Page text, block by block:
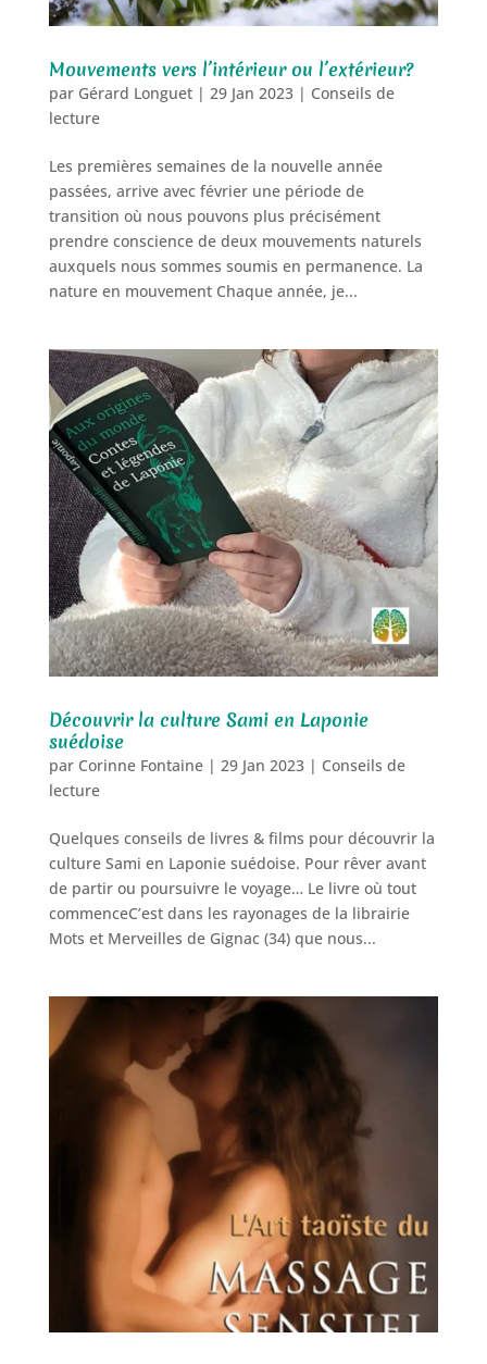
Mouvements vers l’intérieur ou l’extérieur?
par Gérard Longuet| 29 Jan 2023| Conseils de
lecture
Les premières semaines de la nouvelle année
passées, arrive avec février une période de
transition où nous pouvons plus précisément
prendre conscience de deux mouvements naturels
auxquels nous sommes soumis en permanence. La
nature en mouvement Chaque année, je...
Découvrir la culture Sami en Laponie
suédoise
par Corinne Fontaine| 29 Jan 2023| Conseils de
lecture
Quelques conseils de livres & films pour découvrir la
culture Sami en Laponie suédoise. Pour rêver avant
de partir ou poursuivre le voyage… Le livre où tout
commenceC’est dans les rayonages de la librairie
Mots et Merveilles de Gignac (34) que nous...